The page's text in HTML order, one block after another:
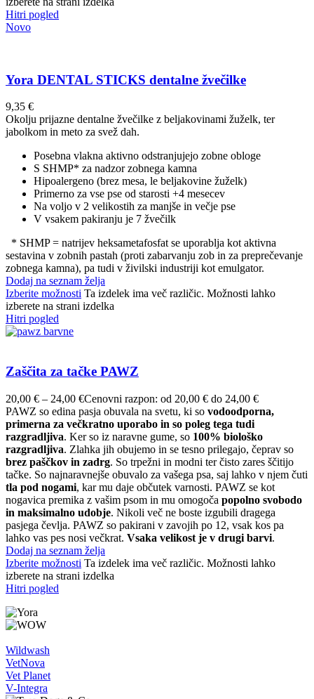
Hitri pogled
Novo
Yora DENTAL STICKS dentalne žvečilke
9,35 €
Okolju prijazne dentalne žvečilke z beljakovinami žuželk, ter
jabolkom in meto za svež dah.
Posebna vlakna aktivno odstranjujejo zobne obloge
S SHMP* za nadzor zobnega kamna
Hipoalergeno (brez mesa, le beljakovine žuželk)
Primerno za vse pse od starosti +4 mesecev
Na voljo v 2 velikostih za manjše in večje pse
V vsakem pakiranju je 7 žvečilk
* SHMP = natrijev heksametafosfat se uporablja kot aktivna
sestavina v zobnih pastah (proti zabarvanju zob in za preprečevanje
zobnega kamna), pa tudi v živilski industriji kot emulgator.
Dodaj na seznam želja
Izberite možnosti Ta izdelek ima več različic. Možnosti lahko
izberete na strani izdelka
Hitri pogled
Zaščita za tačke PAWZ
20,00 € – 24,00 €Cenovni razpon: od 20,00 € do 24,00 €
PAWZ so edina pasja obuvala na svetu, ki so vodoodporna,
primerna za večkratno uporabo in so poleg tega tudi
razgradljiva. Ker so iz naravne gume, so 100% biološko
razgradljiva. Zlahka jih obujemo in se tesno prilegajo, čeprav so
brez paščkov in zadrg. So trpežni in modni ter čisto zares ščitijo
tačke. So najnaravnejše obuvalo za vašega psa, saj lahko v njem čuti
tla pod nogami, kar mu daje občutek varnosti. PAWZ se kot
nogavica premika z vašim psom in mu omogoča popolno svobodo
in maksimalno udobje. Nikoli več ne boste izgubili dragega
pasjega čevlja. PAWZ so pakirani v zavojih po 12, vsak kos pa
lahko vas pes nosi večkrat. Vsaka velikost je v drugi barvi.
Dodaj na seznam želja
Izberite možnosti Ta izdelek ima več različic. Možnosti lahko
izberete na strani izdelka
Hitri pogled
Wildwash
VetNova
Vet Planet
V-Integra